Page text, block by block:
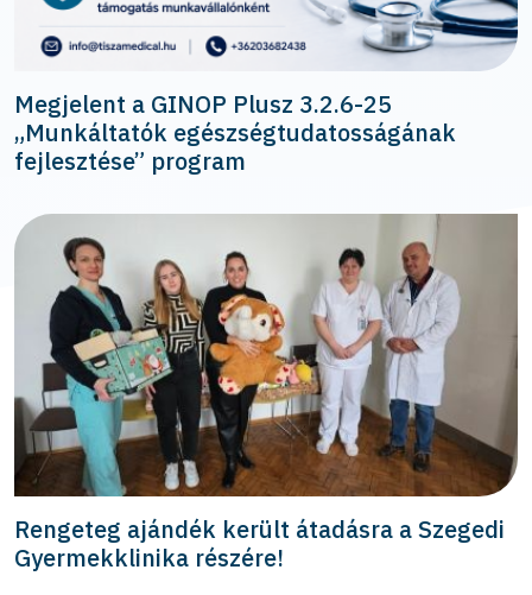
Megjelent a GINOP Plusz 3.2.6-25
„Munkáltatók egészségtudatosságának
fejlesztése” program
Rengeteg ajándék került átadásra a Szegedi
Gyermekklinika részére!